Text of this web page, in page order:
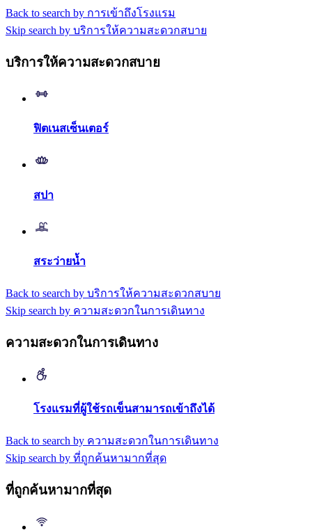
Back to search by การเข้าถึงโรงแรม
Skip search by บริการให้ความสะดวกสบาย
บริการให้ความสะดวกสบาย
ฟิตเนสเซ็นเตอร์
สปา
สระว่ายน้ำ
Back to search by บริการให้ความสะดวกสบาย
Skip search by ความสะดวกในการเดินทาง
ความสะดวกในการเดินทาง
โรงแรมที่ผู้ใช้รถเข็นสามารถเข้าถึงได้
Back to search by ความสะดวกในการเดินทาง
Skip search by ที่ถูกค้นหามากที่สุด
ที่ถูกค้นหามากที่สุด